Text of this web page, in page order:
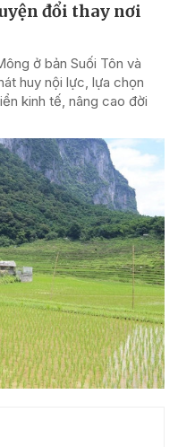
đổi thay nơi
ở bản Suối Tôn và
huy nội lực, lựa chọn
kinh tế, nâng cao đời